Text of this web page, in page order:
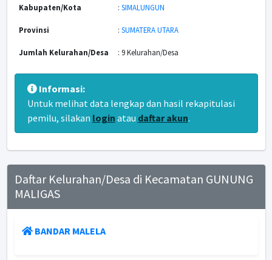
Kabupaten/Kota : SIMALUNGUN
Provinsi : SUMATERA UTARA
Jumlah Kelurahan/Desa : 9 Kelurahan/Desa
Informasi:
Untuk melihat data lengkap dan hasil rekapitulasi
pemilu, silakan login atau daftar akun.
Daftar Kelurahan/Desa di Kecamatan GUNUNG
MALIGAS
BANDAR MALELA